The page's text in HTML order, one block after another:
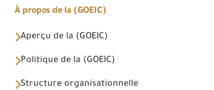
À propos de la (GOEIC)
Aperçu de la (GOEIC)
Politique de la (GOEIC)
Structure organisationnelle